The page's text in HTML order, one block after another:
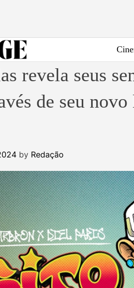
revela seus
de seu
by Redação